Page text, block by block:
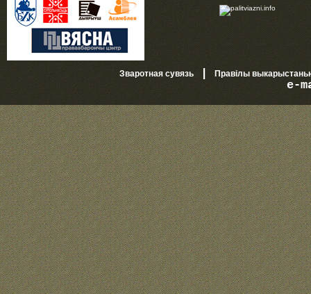
Зваротная сувязь| Правілы
e-